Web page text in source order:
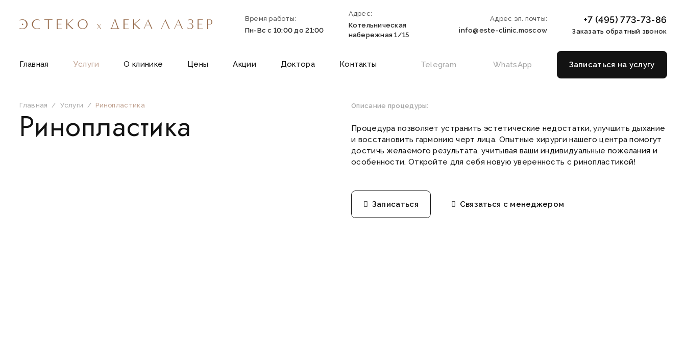
Время работы:
Пн-Вс с 10:00 до 21:00
Адрес:
Котельническая
набережная 1/15
Адрес эл. почты:
info@este-clinic.moscow
+7 (495) 773-73-86
Заказать обратный звонок
Главная Услуги О клинике Цены Акции Доктора Контакты Telegram WhatsApp Записаться на услугу
Главная / Услуги / Ринопластика
Ринопластика
Описание процедуры:
Процедура позволяет устранить эстетические недостатки, улучшить дыхание
и восстановить гармонию черт лица. Опытные хирурги нашего центра помогут
достичь желаемого результата, учитывая ваши индивидуальные пожелания и
особенности. Откройте для себя новую уверенность с ринопластикой!
Записаться Связаться с менеджером